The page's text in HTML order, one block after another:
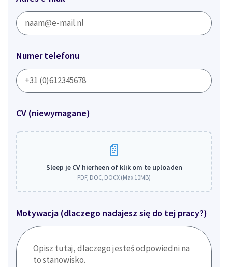
Numer telefonu
CV (niewymagane)
Sleep je CV hierheen of klik om te uploaden
PDF, DOC, DOCX (Max 10MB)
Motywacja (dlaczego nadajesz się do tej pracy?)